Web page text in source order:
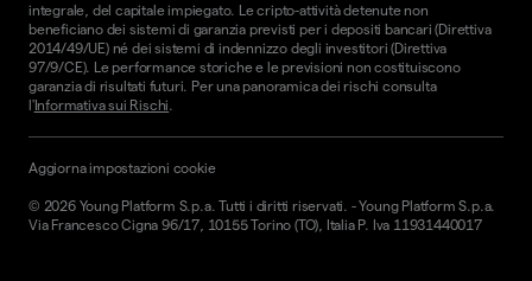
integrale, del capitale impiegato. Le cripto-attività detenute non
beneficiano dei sistemi di garanzia previsti per i depositi bancari (Direttiva
2014/49/UE) né dei sistemi di indennizzo degli investitori (Direttiva
97/9/CE). Le performance storiche e le previsioni non costituiscono
garanzia di risultati futuri. Per una panoramica dei rischi consulta
l'Informativa sui Rischi.
© 2026 Young Platform S.p.a. Tutti i diritti riservati. -Young Platform S.p.a.
Via Francesco Cigna 96/17, 10155 Torino (TO), Italia P. Iva 11931440017
Aggiorna impostazioni cookie